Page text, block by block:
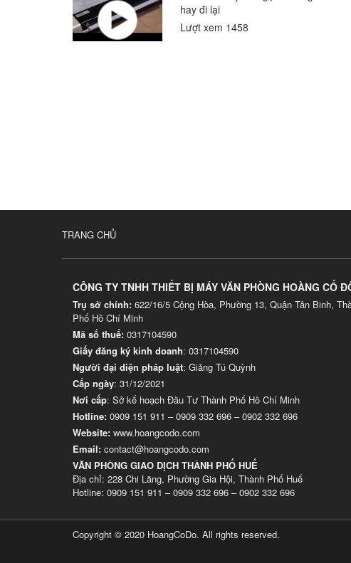
hay đi lại
Lượt xem 1458
TRANG CHỦ
CÔNG TY TNHH THIẾT BỊ MÁY VĂN PHÒNG HOÀNG CỐ
Trụ sở chính: 622/16/5 Cộng Hòa, Phường 13, Quận Tân Binh,
Phố Hồ Chí Minh
Mã số thuế: 0317104590
Giấy đăng ký kinh doanh: 0317104590
Người đại diện pháp luật: Giảng Tú Quỳnh
Cấp ngày: 31/12/2021
Nơi cấp: Sở kế hoạch Đầu Tư Thành Phố Hồ Chí Minh
Hotline: 0909 151 911 –0909 332 696 –0902 332 696
Website: www.hoangcodo.com
Email: contact@hoangcodo.com
VĂN PHÒNG GIAO DỊCH THÀNH PHỐ HUẾ
Địa chỉ: 228 Chi Lăng, Phường Gia Hội, Thành Phố Huế
Hotline: 0909 151 911 – 0909 332 696 – 0902 332 696
Copyright © 2020 HoangCoDo. All rights reserved.